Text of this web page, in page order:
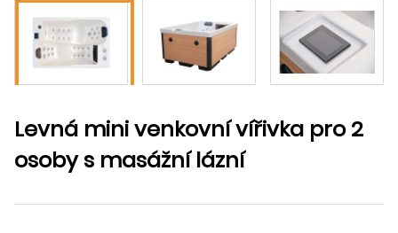
Levná mini venkovní vířivka pro 2
osoby s masážní lázní